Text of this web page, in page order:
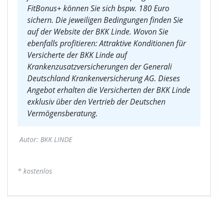
FitBonus+ können Sie sich bspw. 180 Euro
sichern. Die jeweiligen Bedingungen finden Sie
auf der Website der BKK Linde. Wovon Sie
ebenfalls profitieren: Attraktive Konditionen für
Versicherte der BKK Linde auf
Krankenzusatzversicherungen der Generali
Deutschland Krankenversicherung AG. Dieses
Angebot erhalten die Versicherten der BKK Linde
exklusiv über den Vertrieb der Deutschen
Vermögensberatung.
Autor: BKK LINDE
* kostenlos